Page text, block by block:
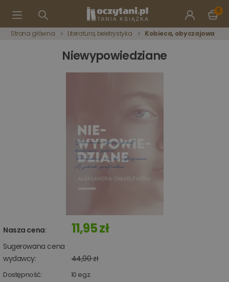
0
Strona główna Literatura, beletrystyka Kobieca, obyczajowa
Niewypowiedziane
Nasza cena: 11,95 zł
Sugerowana cena
wydawcy:
44,90 zł
Dostępność: 10 egz.